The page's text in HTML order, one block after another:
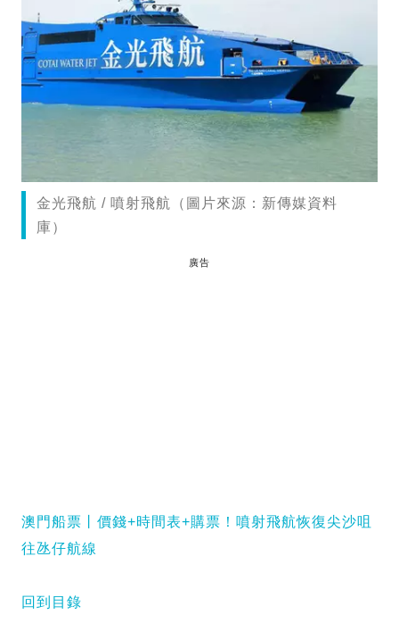
金光飛航 / 噴射飛航（圖片來源：新傳媒資料
庫）
廣告
澳門船票丨價錢+時間表+購票！噴射飛航恢復尖沙咀
往氹仔航線
回到目錄